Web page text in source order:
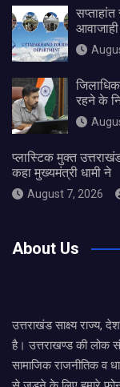
आवाजाही
रहने के
प्लास्टिक मुक्त
कहा मुख्यमंत्री धामी ने
August 7, 2026
About Us
उत्तराखंड साक्ष्य राज्य,
है। उत्तराखण्ड की लोक
सामाजिक राजनीतिक व